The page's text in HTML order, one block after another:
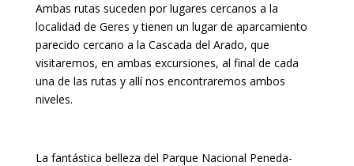
Ambas rutas suceden por lugares cercanos a la
localidad de Geres y tienen un lugar de aparcamiento
parecido cercano a la Cascada del Arado, que
visitaremos, en ambas excursiones, al final de cada
una de las rutas y allí nos encontraremos ambos
niveles.
La fantástica belleza del Parque Nacional Peneda-